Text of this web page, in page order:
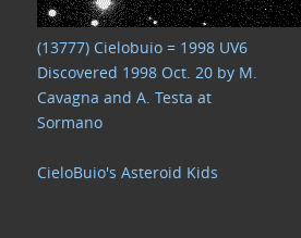
(13777) Cielobuio = 1998 UV6
Discovered 1998 Oct. 20 by M.
Cavagna and A. Testa at
Sormano
CieloBuio's Asteroid Kids